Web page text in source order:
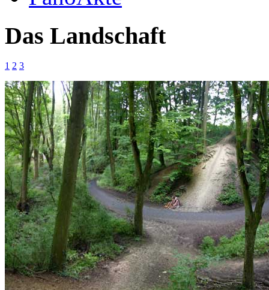
Das Landschaft
1 2 3